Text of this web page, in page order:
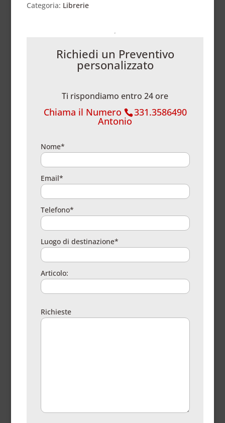
Categoria: Librerie
Richiedi un Preventivo
personalizzato
Ti rispondiamo entro 24 ore
Chiama il Numero 331.3586490
Antonio
Nome*
Email*
Telefono*
Luogo di destinazione*
Articolo:
Richieste